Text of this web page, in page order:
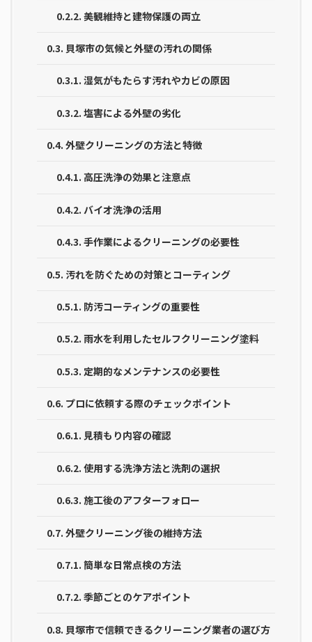
0.2.2. 美観維持と建物保護の両立
0.3. 貝塚市の気候と外壁の汚れの関係
0.3.1. 湿気がもたらす汚れやカビの原因
0.3.2. 塩害による外壁の劣化
0.4. 外壁クリーニングの方法と特徴
0.4.1. 高圧洗浄の効果と注意点
0.4.2. バイオ洗浄の活用
0.4.3. 手作業によるクリーニングの必要性
0.5. 汚れを防ぐための対策とコーティング
0.5.1. 防汚コーティングの重要性
0.5.2. 雨水を利用したセルフクリーニング塗料
0.5.3. 定期的なメンテナンスの必要性
0.6. プロに依頼する際のチェックポイント
0.6.1. 見積もり内容の確認
0.6.2. 使用する洗浄方法と洗剤の選択
0.6.3. 施工後のアフターフォロー
0.7. 外壁クリーニング後の維持方法
0.7.1. 簡単な日常点検の方法
0.7.2. 季節ごとのケアポイント
0.8. 貝塚市で信頼できるクリーニング業者の選び方